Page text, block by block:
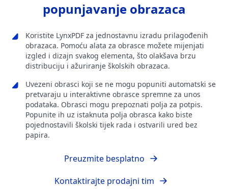
popunjavanje obrazaca
Koristite LynxPDF za jednostavnu izradu prilagođenih
obrazaca. Pomoću alata za obrasce možete mijenjati
izgled i dizajn svakog elementa, što olakšava brzu
distribuciju i ažuriranje školskih obrazaca.
Uvezeni obrasci koji se ne mogu popuniti automatski se
pretvaraju u interaktivne obrasce spremne za unos
podataka. Obrasci mogu prepoznati polja za potpis.
Popunite ih uz istaknuta polja obrasca kako biste
pojednostavili školski tijek rada i ostvarili ured bez
papira.
Preuzmite besplatno
Kontaktirajte prodajni tim